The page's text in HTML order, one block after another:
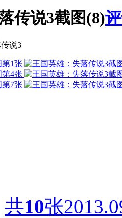
传说3截图(8)
说3
共10张